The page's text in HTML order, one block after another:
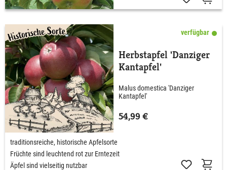
verfügbar
Herbstapfel 'Danziger
Kantapfel'
Malus domestica 'Danziger
Kantapfel'
54,99 €
traditionsreiche, historische Apfelsorte
Früchte sind leuchtend rot zur Erntezeit
Äpfel sind vielseitig nutzbar